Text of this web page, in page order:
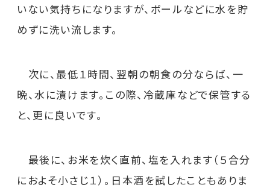
いない気持ちになりますが、ボールなどに水を貯
めずに洗い流します。
次に、最低１時間、翌朝の朝食の分ならば、一
晩、水に漬けます。この際、冷蔵庫などで保管する
と、更に良いです。
最後に、お米を炊く直前、塩を入れます（５合分
におよそ小さじ１）。日本酒を試したこともありま